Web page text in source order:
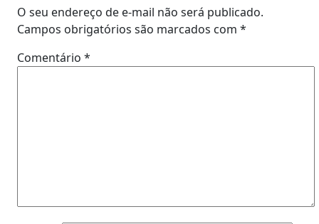
O seu endereço de e-mail não será publicado.
Campos obrigatórios são marcados com *
Comentário *